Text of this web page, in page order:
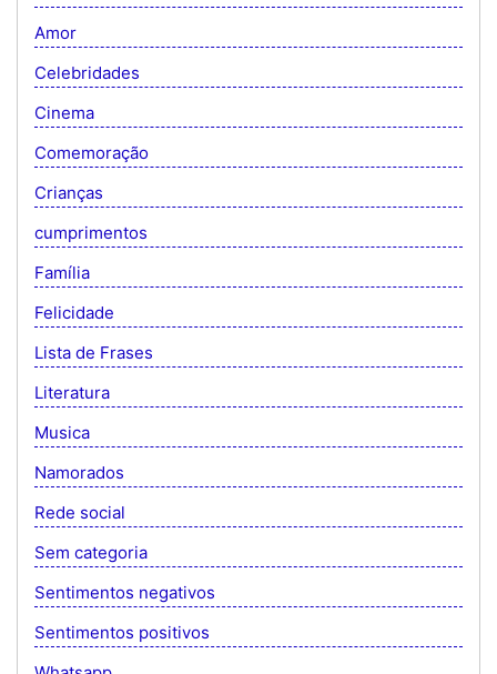
Amor
Celebridades
Cinema
Comemoração
Crianças
cumprimentos
Família
Felicidade
Lista de Frases
Literatura
Musica
Namorados
Rede social
Sem categoria
Sentimentos negativos
Sentimentos positivos